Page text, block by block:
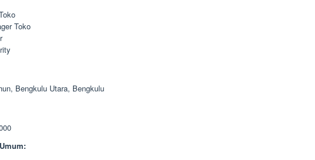
Toko
Bengkulu Utara, Bengkulu